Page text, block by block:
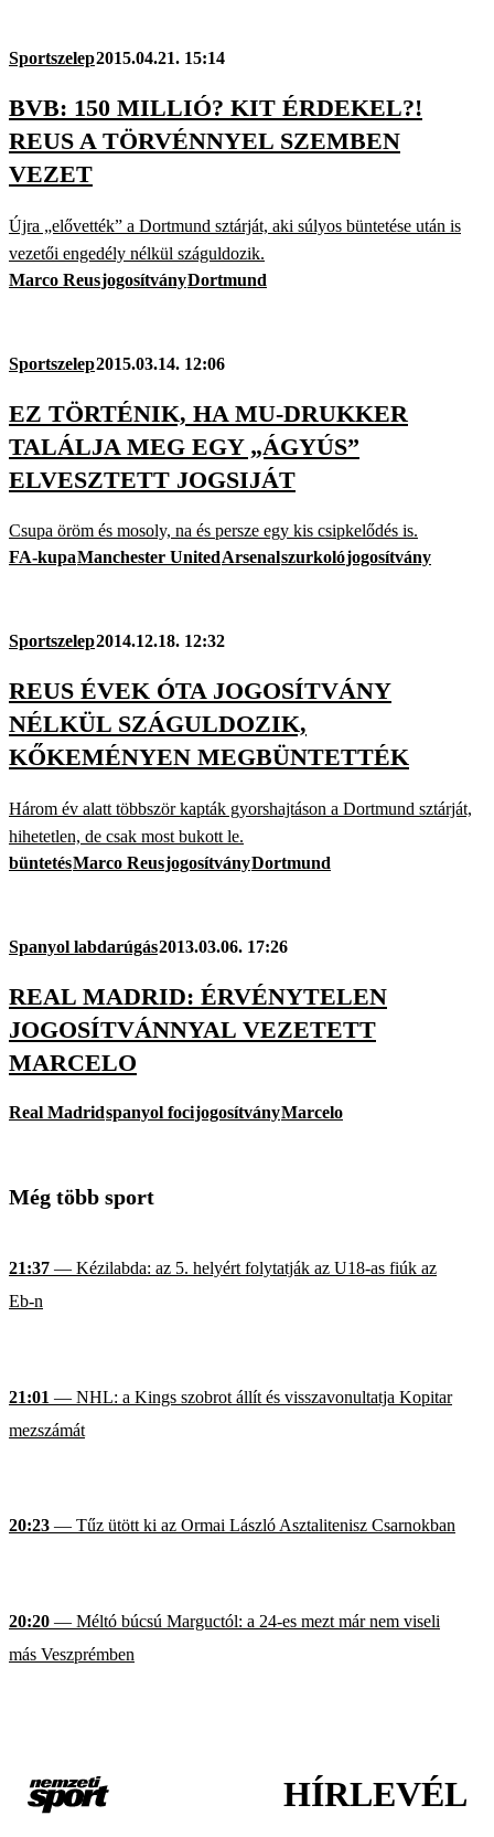
Sportszelep2015.04.21. 15:14
BVB: 150 MILLIÓ? KIT ÉRDEKEL?!
REUS A TÖRVÉNNYEL SZEMBEN
VEZET
Újra „elővették” a Dortmund sztárját, aki súlyos büntetése után is
vezetői engedély nélkül száguldozik.
Marco ReusjogosítványDortmund
Sportszelep2015.03.14. 12:06
EZ TÖRTÉNIK, HA MU-DRUKKER
TALÁLJA MEG EGY „ÁGYÚS”
ELVESZTETT JOGSIJÁT
Csupa öröm és mosoly, na és persze egy kis csipkelődés is.
FA-kupaManchester UnitedArsenalszurkolójogosítvány
Sportszelep2014.12.18. 12:32
REUS ÉVEK ÓTA JOGOSÍTVÁNY
NÉLKÜL SZÁGULDOZIK,
KŐKEMÉNYEN MEGBÜNTETTÉK
Három év alatt többször kapták gyorshajtáson a Dortmund sztárját,
hihetetlen, de csak most bukott le.
büntetésMarco ReusjogosítványDortmund
Spanyol labdarúgás2013.03.06. 17:26
REAL MADRID: ÉRVÉNYTELEN
JOGOSÍTVÁNNYAL VEZETETT
MARCELO
Real Madridspanyol focijogosítványMarcelo
Még több sport
21:37 — Kézilabda: az 5. helyért folytatják az U18-as fiúk az
Eb-n
21:01 — NHL: a Kings szobrot állít és visszavonultatja Kopitar
mezszámát
20:23 — Tűz ütött ki az Ormai László Asztalitenisz Csarnokban
20:20 — Méltó búcsú Marguctól: a 24-es mezt már nem viseli
más Veszprémben
HÍRLEVÉL